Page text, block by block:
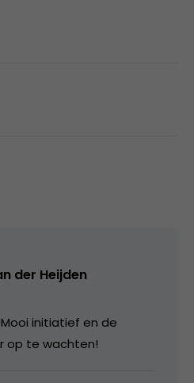
der Heijden
initiatief en de
op te wachten!